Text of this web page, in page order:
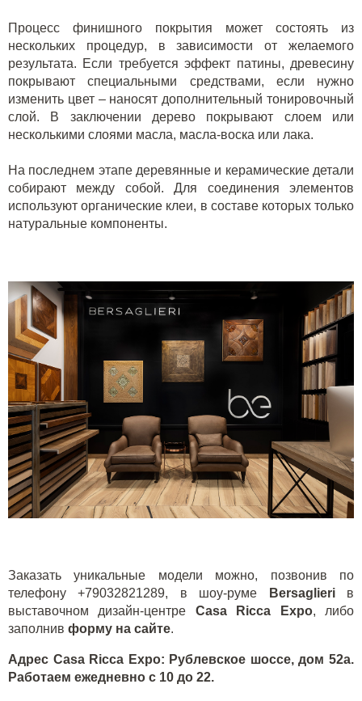
Процесс финишного покрытия может состоять из
нескольких процедур, в зависимости от желаемого
результата. Если требуется эффект патины, древесину
покрывают специальными средствами, если нужно
изменить цвет – наносят дополнительный тонировочный
слой. В заключении дерево покрывают слоем или
несколькими слоями масла, масла-воска или лака.
На последнем этапе деревянные и керамические детали
собирают между собой. Для соединения элементов
используют органические клеи, в составе которых только
натуральные компоненты.
Заказать уникальные модели можно, позвонив по
телефону +79032821289, в шоу-руме
Bersaglieriв
выставочном дизайн-центре Casa Ricca Expo, либо
заполнив форму на сайте.
Адрес Casa Ricca Expo: Рублевское шоссе, дом 52а.
Работаем ежедневно с 10 до 22.